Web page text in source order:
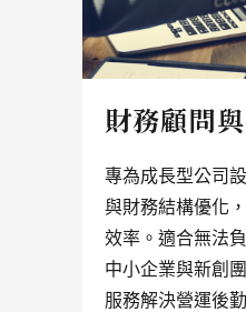
財務顧問
專為成長型公司
與財務結構優化
效率。適合無法
中小企業與新創
服務解決營運後